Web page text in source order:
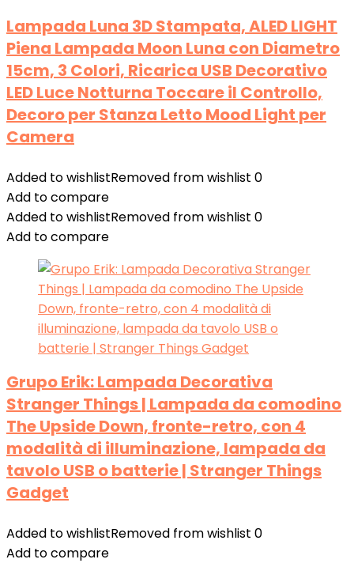
Lampada Luna 3D Stampata, ALED LIGHT
Piena Lampada Moon Luna con Diametro
15cm, 3 Colori, Ricarica USB Decorativo
LED Luce Notturna Toccare il Controllo,
Decoro per Stanza Letto Mood Light per
Camera
Added to wishlistRemoved from wishlist 0
Add to compare
Added to wishlistRemoved from wishlist 0
Add to compare
Grupo Erik: Lampada Decorativa
Stranger Things | Lampada da comodino
The Upside Down, fronte-retro, con 4
modalità di illuminazione, lampada da
tavolo USB o batterie | Stranger Things
Gadget
Added to wishlistRemoved from wishlist 0
Add to compare